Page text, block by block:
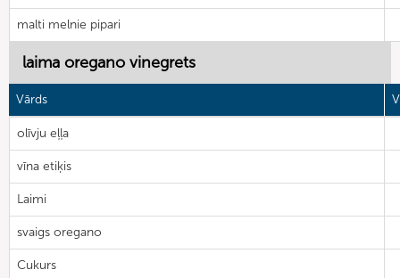
malti melnie pipari
laima oregano vinegrets
Vārds
olīvju eļļa
vīna etiķis
Laimi
svaigs oregano
Cukurs